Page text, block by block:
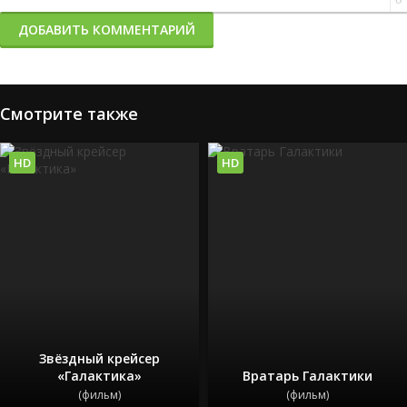
ДОБАВИТЬ КОММЕНТАРИЙ
Смотрите также
Звёздный крейсер
«Галактика»
(фильм)
HD
Вратарь Галактики
(фильм)
HD